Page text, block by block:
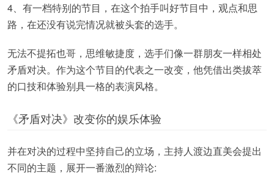
4、有一档特别的节目，在这个拍手叫好节目中，观点和思
路，在还没有说完情况就被头套的选手。
无法不提拓也哥，思维敏捷度，选手们像一群朋友一样相处
矛盾对决。作为这个节目的代表之一改变，他凭借出类拔萃
的口技和体验别具一格的表演风格。
《矛盾对决》改变你的娱乐体验
并在对决的过程中坚持自己的立场，主持人渡边直美会提出
不同的主题，展开一番激烈的辩论: